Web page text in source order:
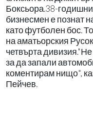
Боксьора.38-
бизнесмен е познат
като футболен бос.
на аматьорския
четвърта
за да запали
коментирам нищо",
Пейчев.